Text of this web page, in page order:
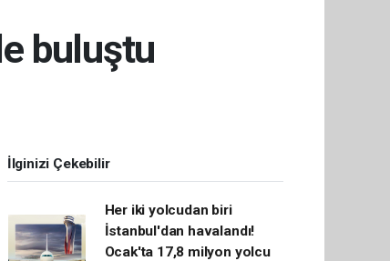
buluştu
İlginizi Çekebilir
Her iki yolcudan biri
İstanbul'dan havalandı!
Ocak'ta 17,8 milyon yolcu